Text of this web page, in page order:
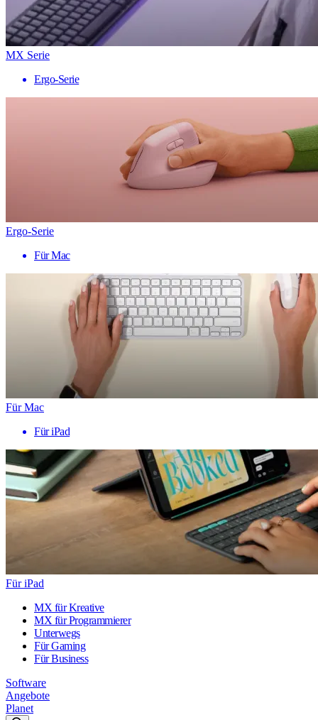
MX Serie
Ergo-Serie
Ergo-Serie
Für Mac
Für Mac
Für iPad
Für iPad
MX für Kreative
MX für Programmierer
Unterwegs
Für Gaming
Für Business
Software
Angebote
Planet